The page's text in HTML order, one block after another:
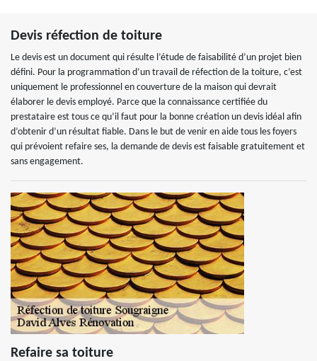
Devis réfection de toiture
Le devis est un document qui résulte l’étude de faisabilité d’un projet bien
défini. Pour la programmation d’un travail de réfection de la toiture, c’est
uniquement le professionnel en couverture de la maison qui devrait
élaborer le devis employé. Parce que la connaissance certifiée du
prestataire est tous ce qu’il faut pour la bonne création un devis idéal afin
d’obtenir d’un résultat fiable. Dans le but de venir en aide tous les foyers
qui prévoient refaire ses, la demande de devis est faisable gratuitement et
sans engagement.
Refaire sa toiture